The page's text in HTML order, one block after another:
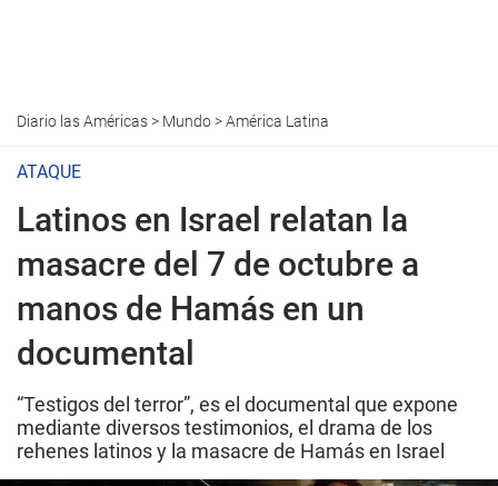
Diario las Américas> Mundo>América Latina
ATAQUE
Latinos en Israel relatan la
masacre del 7 de octubre a
manos de Hamás en un
documental
“Testigos del terror”, es el documental que expone
mediante diversos testimonios, el drama de los
rehenes latinos y la masacre de Hamás en Israel